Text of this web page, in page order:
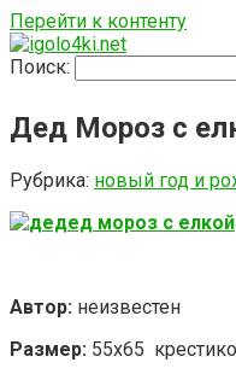
Перейти к контенту
Поиск:
Дед Мороз с
Рубрика: новый год и
Автор: неизвестен
Размер: 55х65